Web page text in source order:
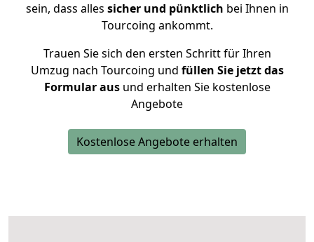
sein, dass alles sicher und pünktlich bei Ihnen in
Tourcoing ankommt.
Trauen Sie sich den ersten Schritt für Ihren
Umzug nach Tourcoing und füllen Sie jetzt das
Formular ausund erhalten Sie kostenlose
Angebote
Kostenlose Angebote erhalten